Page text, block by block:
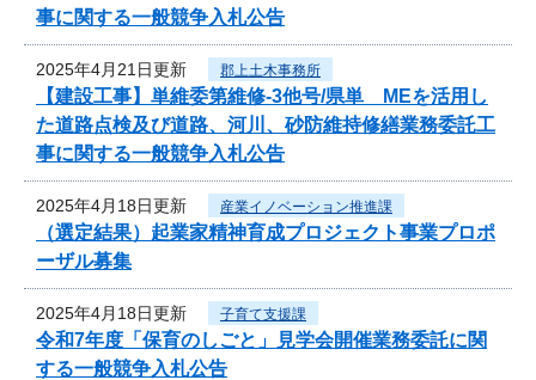
事に関する一般競争入札公告
2025年4月21日更新 郡上土木事務所
【建設工事】単維委第維修‐3他号/県単 MEを活用し
た道路点検及び道路、河川、砂防維持修繕業務委託工
事に関する一般競争入札公告
2025年4月18日更新 産業イノベーション推進課
（選定結果）起業家精神育成プロジェクト事業プロポ
ーザル募集
2025年4月18日更新 子育て支援課
令和7年度「保育のしごと」見学会開催業務委託に関
する一般競争入札公告